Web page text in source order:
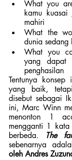
What you
kamu
mahiri
What the
dunia sedang
What you
yang dapat
penghasilan
Tentunya konsep
yang baik,
disebut sebagai
ini, Marc Winn
menonton 1
mengganti 1
berbeda.
The
sebenarnya
oleh Andres